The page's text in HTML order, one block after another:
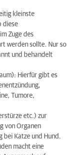
kleinste
diese
Zuge des
werden sollte. Nur so
und behandelt
Hierfür gibt es
Tumore,
etc.) zur
von Organen
bei Katze und Hund.
macht eine